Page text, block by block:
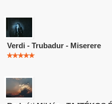
Verdi - Trubadur - Miserere